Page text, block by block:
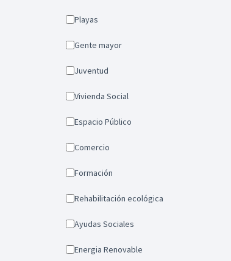
Playas
Gente mayor
Juventud
Vivienda Social
Espacio Público
Comercio
Formación
Rehabilitación ecológica
Ayudas Sociales
Energia Renovable